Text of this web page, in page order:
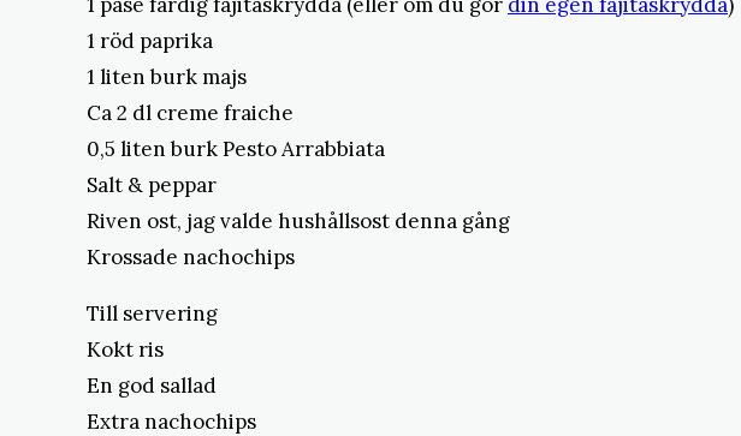
1 röd paprika
1 liten burk majs
Ca 2 dl creme fraiche
0,5 liten burk Pesto Arrabbiata
Salt & peppar
Riven ost, jag valde hushållsost denna gång
Krossade nachochips
Till servering
Kokt ris
En god sallad
Extra nachochips